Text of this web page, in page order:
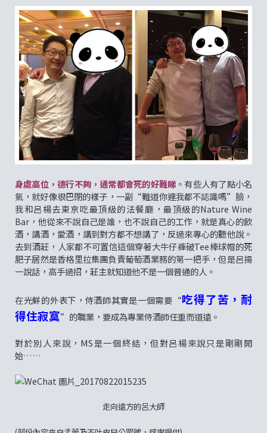
身處高位，德行不夠，通常都會死的好難睇 。有些人有了點小名
氣，就好像很巴閉的樣子，一副“難道你連我都不認識嗎”臉，
我和呂楊去東京吃最頂級的法餐廳，最頂級的Nature Wine
Bar，他從來不說自己是誰，也不說自己的工作，就是真心的飲
酒，講酒，愛酒，講到對方都不想講了，反過來專心的聽他說。
去到酒莊，人家都不可置信這個穿著大牛仔褲破Tee棒球帽的死
肥子居然是香格里拉集團負責葡萄酒業務的第一把手，但是呂揚
一說話，高手過招，莊主就知道他不是一個普通的人。
在光鮮的外表下，侍酒師其實是一個需要“吃得了苦，耐
得住寂寞”的職業，要成為專業侍酒師任重而道遠。
對於別人來說，MS是一個終結，但對呂楊來說只是剛剛開
始……
走向遠方的呂大師